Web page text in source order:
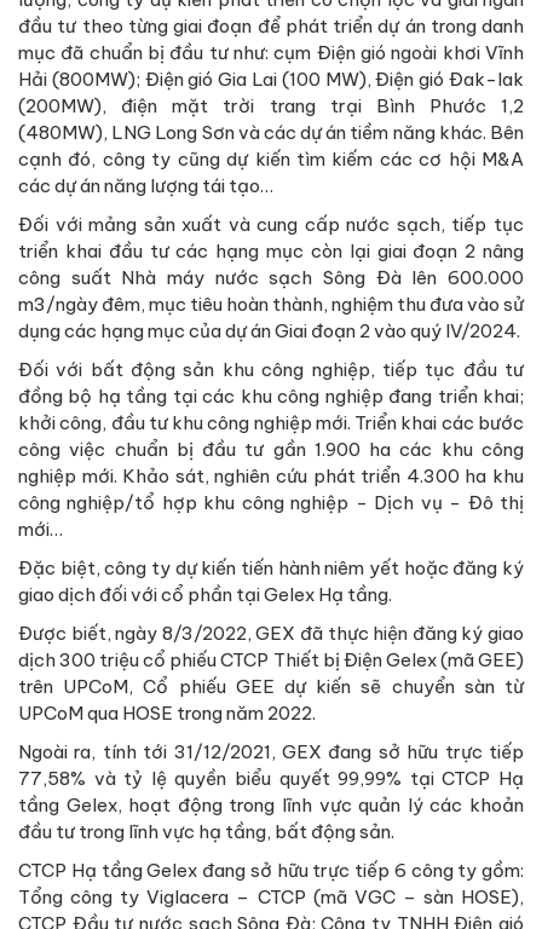
đầu tư theo từng giai đoạn để phát triển dự án trong danh
mục đã chuẩn bị đầu tư như: cụm Điện gió ngoài khơi Vĩnh
Hải (800MW); Điện gió Gia Lai (100 MW), Điện gió Đak-lak
(200MW), điện mặt trời trang trại Bình Phước 1,2
(480MW), LNG Long Sơn và các dự án tiềm năng khác. Bên
cạnh đó, công ty cũng dự kiến tìm kiếm các cơ hội M&A
các dự án năng lượng tái tạo…
Đối với mảng sản xuất và cung cấp nước sạch, tiếp tục
triển khai đầu tư các hạng mục còn lại giai đoạn 2 nâng
công suất Nhà máy nước sạch Sông Đà lên 600.000
m3/ngày đêm, mục tiêu hoàn thành, nghiệm thu đưa vào sử
dụng các hạng mục của dự án Giai đoạn 2 vào quý IV/2024.
Đối với bất động sản khu công nghiệp, tiếp tục đầu tư
đồng bộ hạ tầng tại các khu công nghiệp đang triển khai;
khởi công, đầu tư khu công nghiệp mới. Triển khai các bước
công việc chuẩn bị đầu tư gần 1.900 ha các khu công
nghiệp mới. Khảo sát, nghiên cứu phát triển 4.300 ha khu
công nghiệp/tổ hợp khu công nghiệp - Dịch vụ - Đô thị
mới…
Đặc biệt, công ty dự kiến tiến hành niêm yết hoặc đăng ký
giao dịch đối với cổ phần tại Gelex Hạ tầng.
Được biết, ngày 8/3/2022, GEX đã thực hiện đăng ký giao
dịch 300 triệu cổ phiếu CTCP Thiết bị Điện Gelex (mã GEE)
trên UPCoM, Cổ phiếu GEE dự kiến sẽ chuyển sàn từ
UPCoM qua HOSE trong năm 2022.
Ngoài ra, tính tới 31/12/2021, GEX đang sở hữu trực tiếp
77,58% và tỷ lệ quyền biểu quyết 99,99% tại CTCP Hạ
tầng Gelex, hoạt động trong lĩnh vực quản lý các khoản
đầu tư trong lĩnh vực hạ tầng, bất động sản.
CTCP Hạ tầng Gelex đang sở hữu trực tiếp 6 công ty gồm:
Tổng công ty Viglacera – CTCP (mã VGC – sàn HOSE),
CTCP Đầu tư nước sạch Sông Đà; Công ty TNHH Điện gió